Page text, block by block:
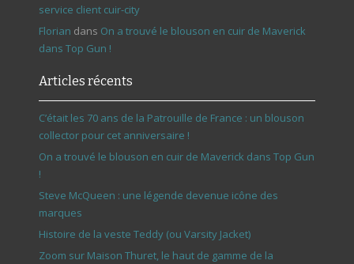
service client cuir-city
Florian dans On a trouvé le blouson en cuir de Maverick
dans Top Gun !
Articles récents
C’était les 70 ans de la Patrouille de France : un blouson
collector pour cet anniversaire !
On a trouvé le blouson en cuir de Maverick dans Top Gun
!
Steve McQueen : une légende devenue icône des
marques
Histoire de la veste Teddy (ou Varsity Jacket)
Zoom sur Maison Thuret, le haut de gamme de la